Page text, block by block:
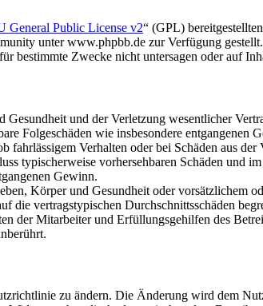
General Public License v2“ (GPL)
unter www.phpbb.de zur Verfügung
bestimmte Zwecke nicht untersagen oder auf
und der Verletzung wesentlicher
Folgeschäden wie insbesondere entgangenen
fahrlässigem Verhalten oder bei Schäden aus
typischerweise vorhersehbaren Schäden und
Gewinn.
Körper und Gesundheit oder vorsätzlichem
die vertragstypischen Durchschnittsschäden
der Mitarbeiter und Erfüllungsgehilfen des
zu ändern. Die Änderung wird dem